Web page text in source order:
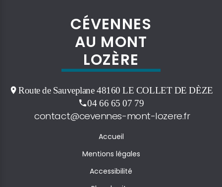
CÉVENNES
AU MONT
LOZÈRE
Route de Sauveplane 48160 LE COLLET DE DÈZE
04 66 65 07 79
contact@cevennes-mont-lozere.fr
Accueil
Mentions légales
Accessibilité